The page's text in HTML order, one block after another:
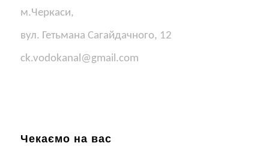
м.Черкаси,
вул. Гетьмана Сагайдачного, 12
ck.vodokanal@gmail.com
Чекаємо на вас